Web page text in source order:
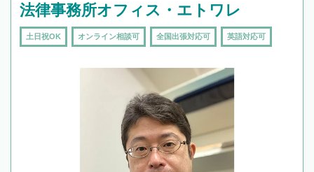
法律事務所オフィス・エトワレ
土日祝OK オンライン相談可 全国出張対応可 英語対応可